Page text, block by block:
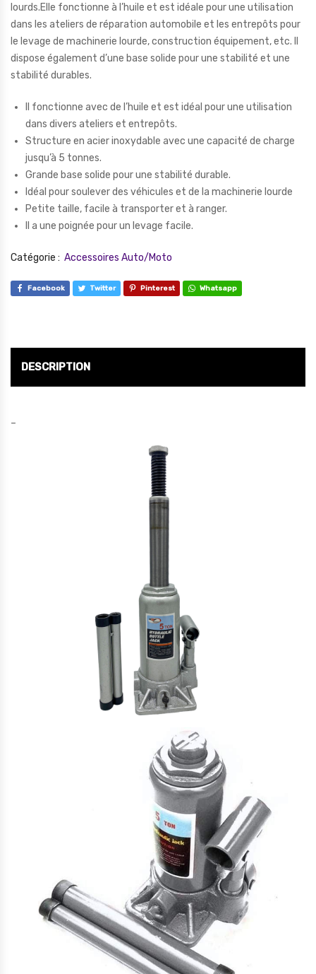
lourds.Elle fonctionne à l’huile et est idéale pour une utilisation
dans les ateliers de réparation automobile et les entrepôts pour
le levage de machinerie lourde, construction équipement, etc. Il
dispose également d’une base solide pour une stabilité et une
stabilité durables.
Il fonctionne avec de l’huile et est idéal pour une utilisation
dans divers ateliers et entrepôts.
Structure en acier inoxydable avec une capacité de charge
jusqu’à 5 tonnes.
Grande base solide pour une stabilité durable.
Idéal pour soulever des véhicules et de la machinerie lourde
Petite taille, facile à transporter et à ranger.
Il a une poignée pour un levage facile.
Catégorie : Accessoires Auto/Moto
Facebook Twitter Pinterest Whatsapp
DESCRIPTION
–